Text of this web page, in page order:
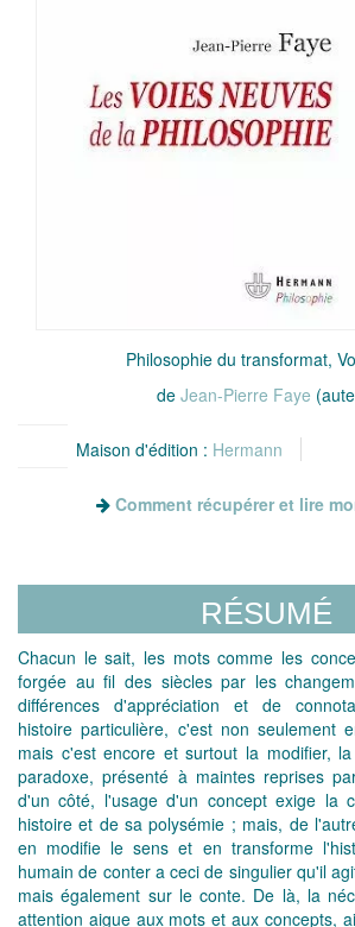
Philosophie du transformat,
de Jean-Pierre Faye
Maison d'édition : Hermann
Comment récupérer et lire
RÉSUMÉ
Chacun le sait, les mots comme les
forgée au fil des siècles par les
différences d'appréciation et de
histoire particulière, c'est non seulement
mais c'est encore et surtout la modifier,
paradoxe, présenté à maintes reprises
d'un côté, l'usage d'un concept exige la
histoire et de sa polysémie ; mais, de
en modifie le sens et en transforme
humain de conter a ceci de singulier qu'il
mais également sur le conte. De là, la
attention aigue aux mots et aux concepts,